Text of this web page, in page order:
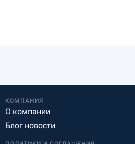
КОМПАНИЯ
О компании
Блог новости